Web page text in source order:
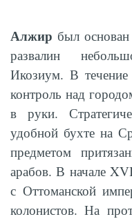
Алжир был
развалин
Икозиум. В
контроль над
в руки.
удобной бухте на
предметом
арабов. В начале
с Оттоманской
колонистов. На